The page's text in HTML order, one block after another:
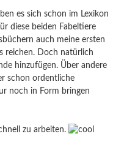
es sich schon im Lexikon
diese beiden Fabeltiere
auch meine ersten
reichen. Doch natürlich
hinzufügen. Über andere
schon ordentliche
noch in Form bringen
zu arbeiten.